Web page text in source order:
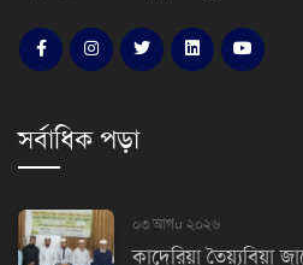
সর্বাধিক পড়া
০৩ আগu ২০২৬
কাদেরিয়া তৈয়্যবিয়া